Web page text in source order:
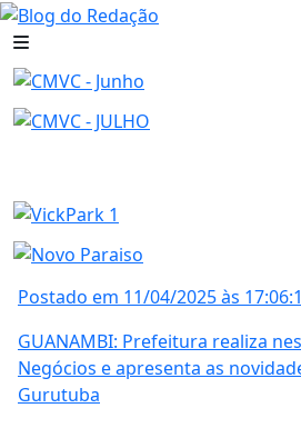
Postado em 11/04/2025 às
GUANAMBI: Prefeitura realiza
Negócios e apresenta as
Gurutuba